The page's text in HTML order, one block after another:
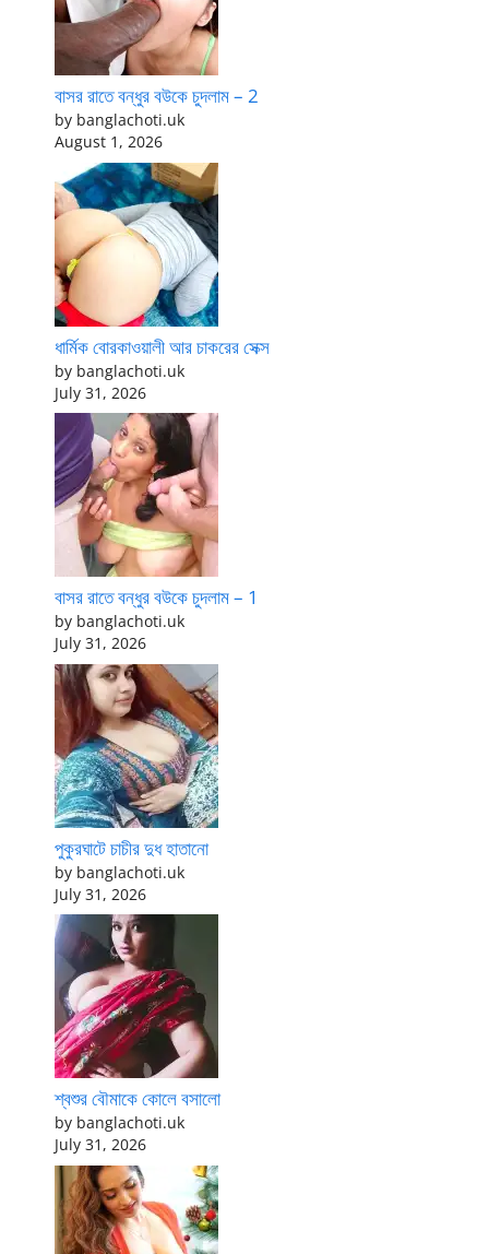
বাসর রাতে বন্ধুর বউকে চুদলাম – 2
by banglachoti.uk
August 1, 2026
ধার্মিক বোরকাওয়ালী আর চাকরের সেক্স
by banglachoti.uk
July 31, 2026
বাসর রাতে বন্ধুর বউকে চুদলাম – 1
by banglachoti.uk
July 31, 2026
পুকুরঘাটে চাচীর দুধ হাতানো
by banglachoti.uk
July 31, 2026
শ্বশুর বৌমাকে কোলে বসালো
by banglachoti.uk
July 31, 2026